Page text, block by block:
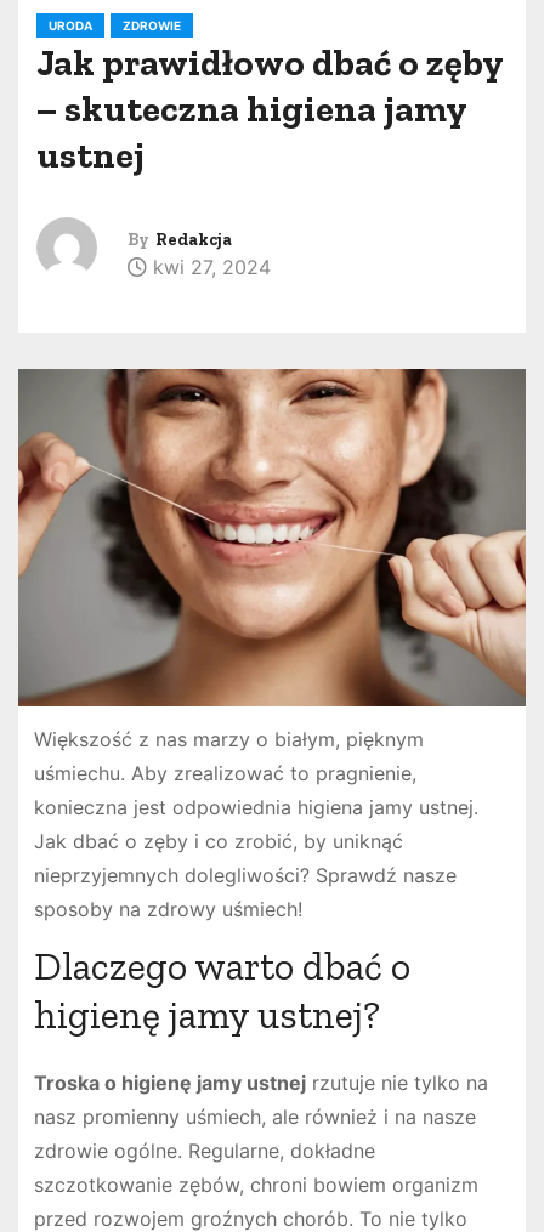
URODA ZDROWIE
Jak prawidłowo dbać o zęby
– skuteczna higiena jamy
ustnej
By Redakcja
kwi 27, 2024
Większość z nas marzy o białym, pięknym
uśmiechu. Aby zrealizować to pragnienie,
konieczna jest odpowiednia higiena jamy ustnej.
Jak dbać o zęby i co zrobić, by uniknąć
nieprzyjemnych dolegliwości? Sprawdź nasze
sposoby na zdrowy uśmiech!
Dlaczego warto dbać o
higienę jamy ustnej?
Troska o higienę jamy ustnejrzutuje nie tylko na
nasz promienny uśmiech, ale również i na nasze
zdrowie ogólne. Regularne, dokładne
szczotkowanie zębów, chroni bowiem organizm
przed rozwojem groźnych chorób. To nie tylko